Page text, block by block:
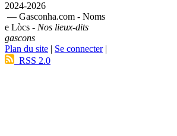
2024-2026
— Gasconha.com - Noms
e Lòcs - Nos lieux-dits
gascons
Plan du site | Se connecter|
RSS 2.0